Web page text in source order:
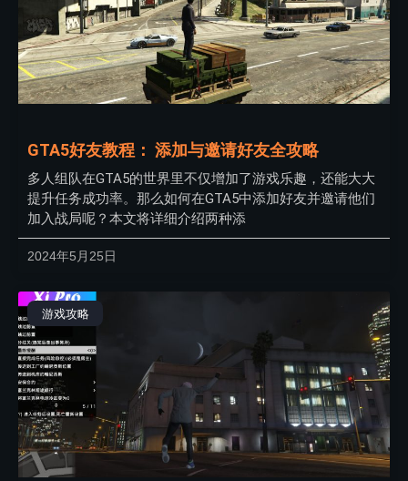
GTA5好友教程： 添加与邀请好友全攻略
多人组队在GTA5的世界里不仅增加了游戏乐趣，还能大大
提升任务成功率。那么如何在GTA5中添加好友并邀请他们
加入战局呢？本文将详细介绍两种添
2024年5月25日
游戏攻略